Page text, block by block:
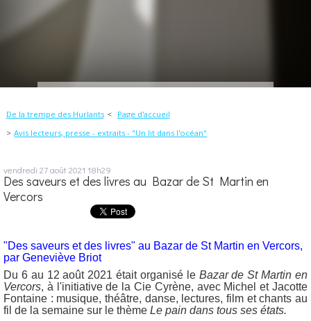
De la trempe des Hurlants
Page d'accueil
Avis lecteurs, presse - extraits - "Un lit dans l'océan"
vendredi 27août 2021 18h29
Des saveurs et des livres au Bazar de St Martin en
Vercors
"Des saveurs et des livres" au Bazar de St Martin en Vercors,
par Geneviève Briot
Du 6 au 12 août 2021 était organisé le Bazar de St Martin en
Vercors, à l'initiative de la Cie Cyrène, avec Michel et Jacotte
Fontaine : musique, théâtre, danse, lectures, film et chants au
fil de la semaine sur le thème Le pain dans tous ses états.